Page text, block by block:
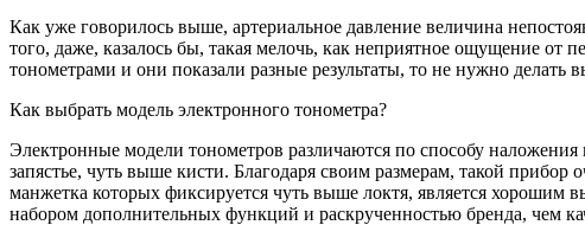
Как уже говорилось выше, артериальное давление величина
того, даже, казалось бы, такая мелочь, как неприятное ощущение
тонометрами и они показали разные результаты, то не нужно
Как выбрать модель электронного тонометра?
Электронные модели тонометров различаются по способу
запястье, чуть выше кисти. Благодаря своим размерам, такой
манжетка которых фиксируется чуть выше локтя, является
набором дополнительных функций и раскрученностью бренда, чем